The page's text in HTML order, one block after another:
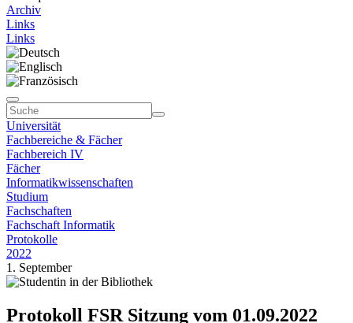
Archiv
Links
Links
Universität
Fachbereiche & Fächer
Fachbereich IV
Fächer
Informatikwissenschaften
Studium
Fachschaften
Fachschaft Informatik
Protokolle
2022
1. September
Protokoll FSR Sitzung vom 01.09.2022